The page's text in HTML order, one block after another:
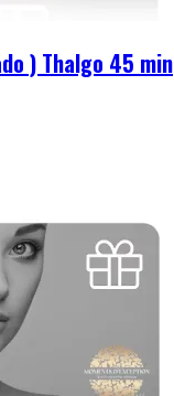
) Thalgo 45 min